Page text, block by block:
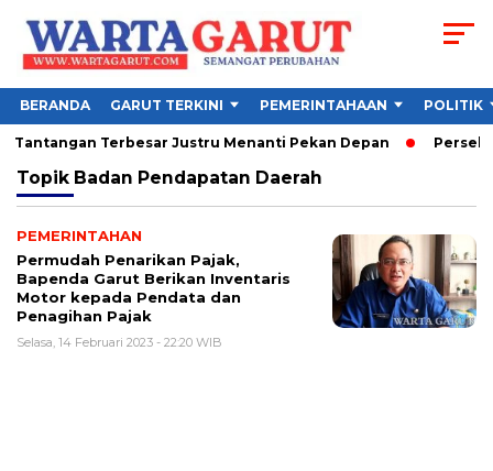
BERANDA GARUT TERKINI PEMERINTAHAAN POLITIK
Terbesar Justru Menanti Pekan Depan
Topik Badan Pendapatan Daerah
PEMERINTAHAN
Permudah Penarikan Pajak,
Bapenda Garut Berikan Inventaris
Motor kepada Pendata dan
Penagihan Pajak
Selasa, 14 Februari 2023 - 22:20 WIB